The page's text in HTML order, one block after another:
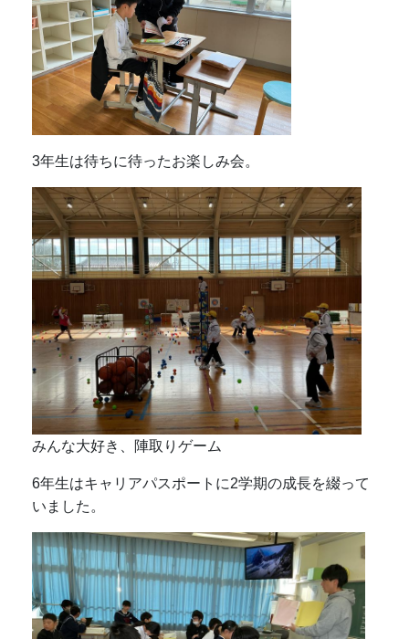
3年生は待ちに待ったお楽しみ会。
みんな大好き、陣取りゲーム
6年生はキャリアパスポートに2学期の成長を綴って
いました。